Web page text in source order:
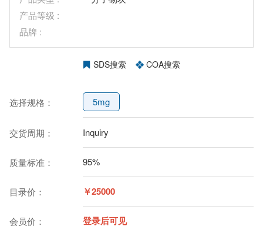
产品等级 :
品牌 :
SDS搜索 COA搜索
选择规格： 5mg
交货周期： Inquiry
质量标准： 95%
目录价： ￥25000
会员价： 登录后可见